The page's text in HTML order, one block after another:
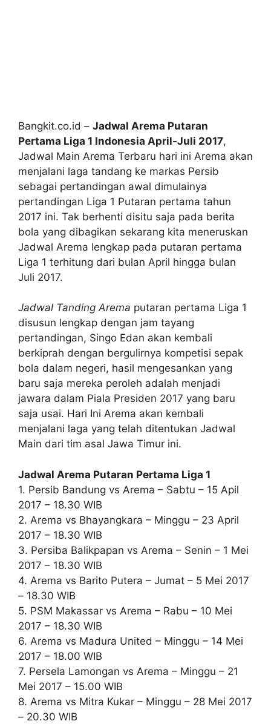
Bangkit.co.id – Jadwal Arema Putaran
Pertama Liga 1 Indonesia April-Juli 2017,
Jadwal Main Arema Terbaru hari ini Arema akan
menjalani laga tandang ke markas Persib
sebagai pertandingan awal dimulainya
pertandingan Liga 1 Putaran pertama tahun
2017 ini. Tak berhenti disitu saja pada berita
bola yang dibagikan sekarang kita meneruskan
Jadwal Arema lengkap pada putaran pertama
Liga 1 terhitung dari bulan April hingga bulan
Juli 2017.
Jadwal Tanding Arema putaran pertama Liga 1
disusun lengkap dengan jam tayang
pertandingan, Singo Edan akan kembali
berkiprah dengan bergulirnya kompetisi sepak
bola dalam negeri, hasil mengesankan yang
baru saja mereka peroleh adalah menjadi
jawara dalam Piala Presiden 2017 yang baru
saja usai. Hari Ini Arema akan kembali
menjalani laga yang telah ditentukan Jadwal
Main dari tim asal Jawa Timur ini.
Jadwal Arema Putaran Pertama Liga 1
1. Persib Bandung vs Arema – Sabtu – 15 Apil
2017 – 18.30 WIB
2. Arema vs Bhayangkara – Minggu – 23 April
2017 – 18.30 WIB
3. Persiba Balikpapan vs Arema – Senin – 1 Mei
2017 – 18.30 WIB
4. Arema vs Barito Putera – Jumat – 5 Mei 2017
– 18.30 WIB
5. PSM Makassar vs Arema – Rabu – 10 Mei
2017 – 18.30 WIB
6. Arema vs Madura United – Minggu – 14 Mei
2017 – 18.00 WIB
7. Persela Lamongan vs Arema – Minggu – 21
Mei 2017 – 15.00 WIB
8. Arema vs Mitra Kukar – Minggu – 28 Mei 2017
– 20.30 WIB